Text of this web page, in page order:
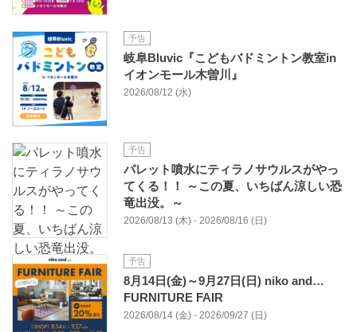
予告
岐阜Bluvic『こどもバドミントン教室in
イオンモール木曽川』
2026/08/12 (水)
予告
パレット噴水にティラノサウルスがやっ
てくる！！ ～この夏、いちばん涼しい恐
竜出没。～
2026/08/13 (木) - 2026/08/16 (日)
予告
8月14日(金)～9月27日(日) niko and…
FURNITURE FAIR
2026/08/14 (金) - 2026/09/27 (日)